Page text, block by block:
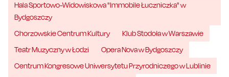
Hala Sportowo-Widowiskowa "Immobile Łuczniczka" w
Bydgoszczy
Chorzowskie Centrum Kultury
Klub Stodoła w Warszawie
Teatr Muzyczny w Łodzi
Opera Nova w Bydgoszczy
Centrum Kongresowe Uniwersytetu Przyrodniczego w Lublinie